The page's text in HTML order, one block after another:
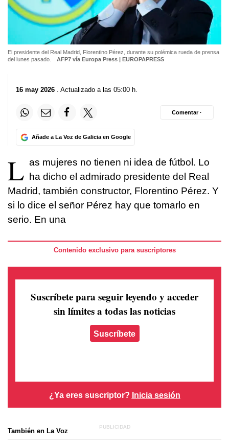
El presidente del Real Madrid, Florentino Pérez, durante su polémica rueda de prensa
del lunes pasado.
AFP7 vía Europa Press | EUROPAPRESS
16 may 2026 . Actualizado a las 05:00 h.
Añade a La Voz de Galicia en Google
Comentar ·
L as mujeres no tienen ni idea de fútbol. Lo
ha dicho el admirado presidente del Real
Madrid, también constructor, Florentino Pérez. Y
si lo dice el señor Pérez hay que tomarlo en
serio. En una
Contenido exclusivo para suscriptores
Suscríbete para seguir leyendo y acceder
sin límites a todas las noticias
Suscríbete
¿Ya eres suscriptor? Inicia sesión
También en La Voz